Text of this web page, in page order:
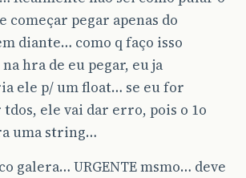
começar pegar apenas do
diante… como q faço isso
hra de eu pegar, eu ja
ele p/ um float… se eu for
ele vai dar erro, pois o 1o
uma string…
galera… URGENTE msmo… deve